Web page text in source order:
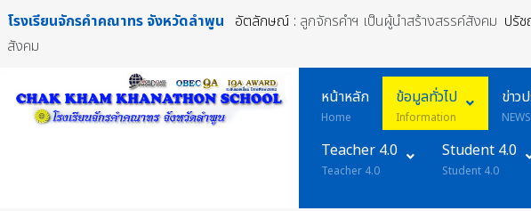
โรงเรียนจักรคำคณาทร จังหวัดลำพูน อัตลักษณ์ : ลูกจักรคำฯ เป็นผู้นำสร้างสรรค์สังคม ปรัช
สังคม
หน้าหลัก
Home
ข้อมูลทั่วไป
Information
ข่าว
NEWS
Teacher 4.0
Teacher 4.0
Student 4.0
Student 4.0